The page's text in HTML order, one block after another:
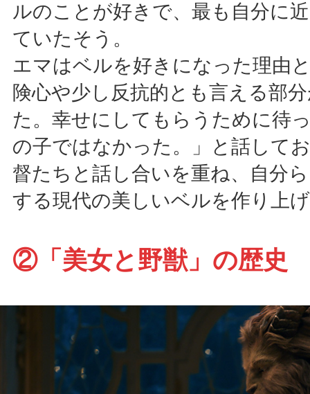
ルのことが好きで、最も自分に
ていたそう。
エマはベルを好きになった理由
険心や少し反抗的とも言える部
た。幸せにしてもらうために待
の子ではなかった。」と話して
督たちと話し合いを重ね、自分
する現代の美しいベルを作り上
②「美女と野獣」の歴史